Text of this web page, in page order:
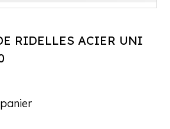
RIDELLES ACIER UNI